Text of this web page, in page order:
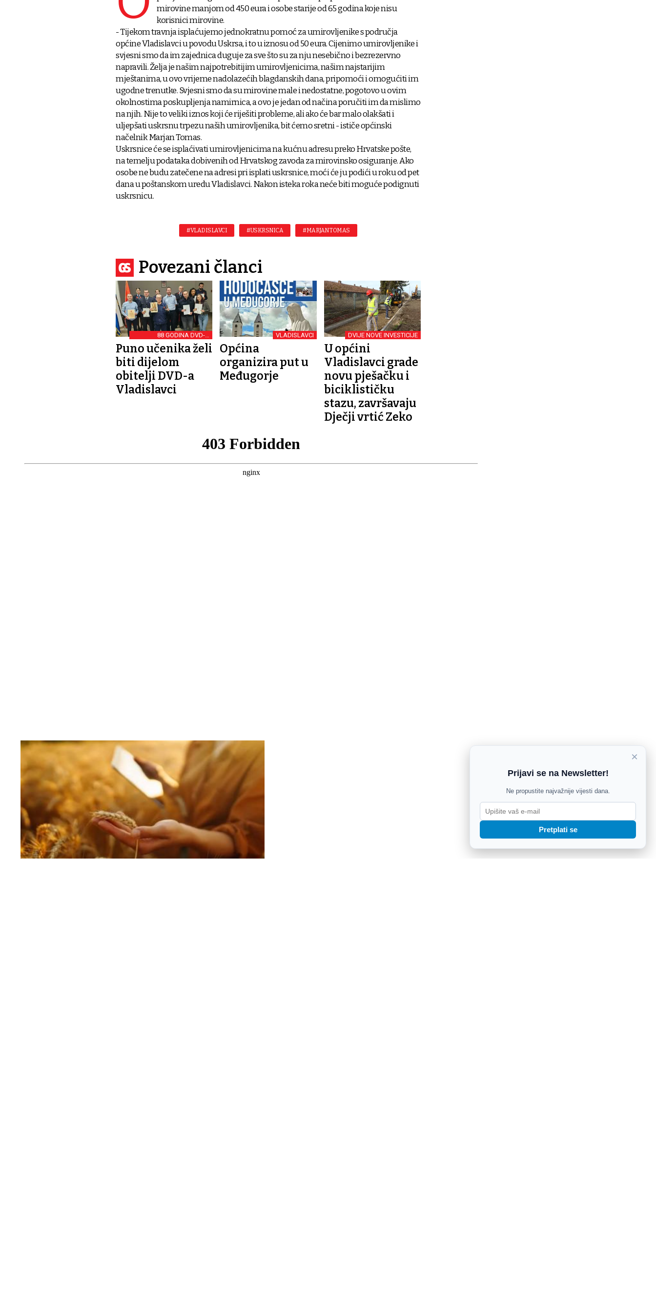
mirovine manjom od 450 eura i osobe starije od 65 godina koje nisu
korisnici mirovine.
- Tijekom travnja isplaćujemo jednokratnu pomoć za umirovljenike s područja
općine Vladislavci u povodu Uskrsa, i to u iznosu od 50 eura. Cijenimo umirovljenike i
svjesni smo da im zajednica duguje za sve što su za nju nesebično i bezrezervno
napravili. Želja je našim najpotrebitijim umirovljenicima, našim najstarijim
mještanima, u ovo vrijeme nadolazećih blagdanskih dana, pripomoći i omogućiti im
ugodne trenutke. Svjesni smo da su mirovine male i nedostatne, pogotovo u ovim
okolnostima poskupljenja namirnica, a ovo je jedan od načina poručiti im da mislimo
na njih. Nije to veliki iznos koji će riješiti probleme, ali ako će bar malo olakšati i
uljepšati uskrsnu trpezu naših umirovljenika, bit ćemo sretni - ističe općinski
načelnik Marjan Tomas.
Uskrsnice će se isplaćivati umirovljenicima na kućnu adresu preko Hrvatske pošte,
na temelju podataka dobivenih od Hrvatskog zavoda za mirovinsko osiguranje. Ako
osobe ne budu zatečene na adresi pri isplati uskrsnice, moći će ju podići u roku od pet
dana u poštanskom uredu Vladislavci. Nakon isteka roka neće biti moguće podignuti
uskrsnicu.
#VLADISLAVCI #USKRSNICA #MARJAN TOMAS
Povezani članci
88 GODINA DVD-A
VLADISLAVCI
Puno učenika želi
biti dijelom
obitelji DVD-a
Vladislavci
VLADISLAVCI
Općina
organizira put u
Međugorje
DVIJE NOVE INVESTICIJE
U općini
Vladislavci grade
novu pješačku i
biciklističku
stazu, završavaju
Dječji vrtić Zeko
×
Prijavi se na Newsletter!
Ne propustite najvažnije vijesti dana.
Pretplati se